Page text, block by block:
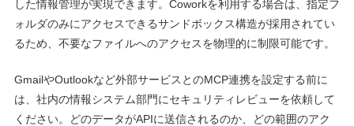
した情報管理が実現できます。Coworkを利用する場合は、指定フ
ォルダのみにアクセスできるサンドボックス構造が採用されてい
るため、不要なファイルへのアクセスを物理的に制限可能です。
GmailやOutlookなど外部サービスとのMCP連携を設定する前に
は、社内の情報システム部門にセキュリティレビューを依頼して
ください。どのデータがAPIに送信されるのか、どの範囲のアク